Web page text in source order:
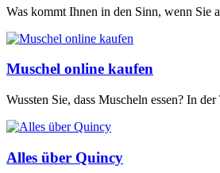
Was kommt Ihnen in den Sinn, wenn Sie
Muschel online kaufen
Wussten Sie, dass Muscheln essen? In
Alles über Quincy